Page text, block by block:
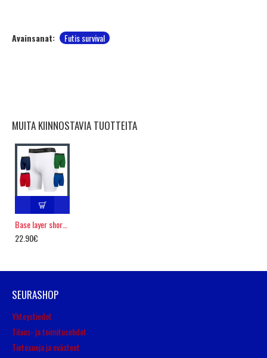
Avainsanat: Futis survival
MUITA KIINNOSTAVIA TUOTTEITA
22.90€
SEURASHOP
Yhteystiedot
Tilaus- ja toimitusehdot
Tietosuoja ja evästeet